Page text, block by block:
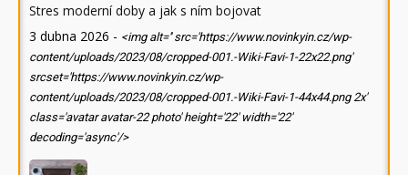
Stres moderní doby a jak s ním bojovat
3 dubna 2026 - <img alt='' src='https://www.novinkyin.cz/wp-
content/uploads/2023/08/cropped-001.-Wiki-Favi-1-22x22.png'
srcset='https://www.novinkyin.cz/wp-
content/uploads/2023/08/cropped-001.-Wiki-Favi-1-44x44.png 2x'
class='avatar avatar-22 photo' height='22' width='22'
decoding='async'/>